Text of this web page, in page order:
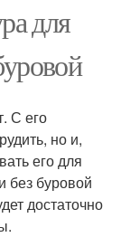
для
С его
но и,
его для
без буровой
достаточно